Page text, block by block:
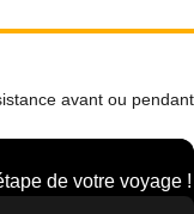
avant ou pendant
de votre voyage !